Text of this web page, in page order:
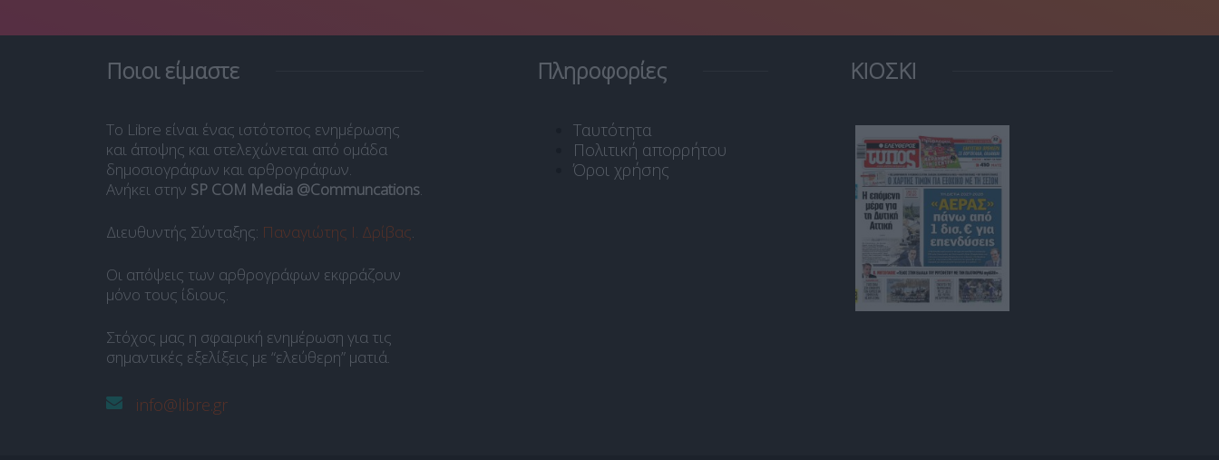
Ποιοι είμαστε
Το Libre είναι ένας ιστότοπος ενημέρωσης
και άποψης και στελεχώνεται από ομάδα
δημοσιογράφων και αρθρογράφων.
Ανήκει στην SP COM Media @Communcations.
Διευθυντής Σύνταξης: Παναγιώτης Ι. Δρίβας.
Οι απόψεις των αρθρογράφων εκφράζουν
μόνο τους ίδιους.
Στόχος μας η σφαιρική ενημέρωση για τις
σημαντικές εξελίξεις με “ελεύθερη” ματιά.
info@libre.gr
Πληροφορίες
Ταυτότητα
Πολιτική απορρήτου
Όροι χρήσης
ΚΙΟΣΚΙ